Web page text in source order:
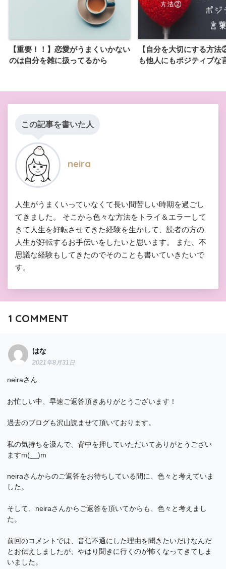
【重要！！】恋愛がうまくいかない
のは自分を雑に扱ってるから
【自分を大切にする方
も他人にもポジティブな
この記事を書いた人
neira
人生がうまくいっていなくて長い間苦しい時期を過ごし
てきました。 そこから色々な方法をトライ＆エラーして
きて人生を好転させてきた経験を生かして、読者の方の
人生が好転するお手伝いをしたいと思います。 また、不
思議な経験もしてきたのでそのことも書いていきたいで
す。
1 COMMENT
はな
2021年8月31日
neiraさん
お忙しい中、早速ご返答頂きありがとうございます！
過去のブログも沢山読ませて頂いております。
私の気持ちを汲んで、背中を押していただいてありがとうござい
ますm(__)m
neiraさんからのご返答をお待ちしている間に、色々と考えていま
した。
そして、neiraさんからご返答を頂いてからも、色々と考えまし
た。
前回のコメントでは、音信不通にした理由を聞きたいだけなんだ
とお伝えしましたが、やはり聞きに行くのが怖くなってきてしま
いました。